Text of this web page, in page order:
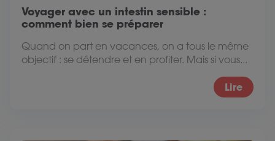
Voyager avec un intestin sensible :
comment bien se préparer
Quand on part en vacances, on a tous le même
objectif : se détendre et en profiter. Mais si vous...
Lire